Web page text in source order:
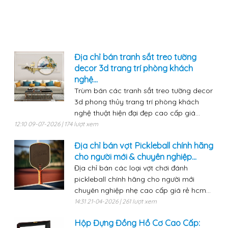
Địa chỉ bán tranh sắt treo tường
decor 3d trang trí phòng khách
nghệ...
Trùm bán các tranh sắt treo tường decor
3d phong thủy trang trí phòng khách
nghệ thuật hiện đại đẹp cao cấp giá...
12:10 09-07-2026 | 174 lượt xem
Địa chỉ bán vợt Pickleball chính hãng
cho người mới & chuyên nghiệp...
Địa chỉ bán các loại vợt chơi đánh
pickleball chính hãng cho người mới
chuyên nghiệp nhẹ cao cấp giá rẻ hcm...
14:31 21-04-2026 | 261 lượt xem
Hộp Đựng Đồng Hồ Cơ Cao Cấp: